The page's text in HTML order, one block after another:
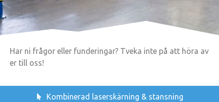
Har ni frågor eller funderingar? Tveka inte på att höra av
er till oss!
Kombinerad laserskärning & stansning